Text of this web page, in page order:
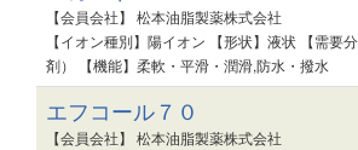
【会員会社】 松本油脂製薬株式会社
【イオン種別】陽イオン 【形状】液状 【需要
剤） 【機能】柔軟・平滑・潤滑,防水・撥水
エフコール７０
【会員会社】 松本油脂製薬株式会社